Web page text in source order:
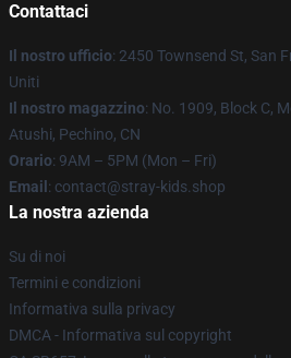
Contattaci
Il nostro ufficio: 2450 Townsend St, San
Uniti
Il nostro magazzino: No. 1909, Block C,
Atushi, Pechino, CN
Orario: 9AM – 5PM (Mon – Fri)
Email : contact@stray-kids.shop
La nostra azienda
Su di noi
Termini e condizioni
Informativa sulla privacy
DMCA - Informativa sul copyright